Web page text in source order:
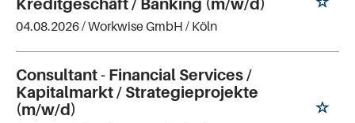
Kreditgeschäft / Banking (m/w/d)
04.08.2026 /Workwise GmbH / Köln
Consultant - Financial Services /
Kapitalmarkt / Strategieprojekte
(m/w/d)